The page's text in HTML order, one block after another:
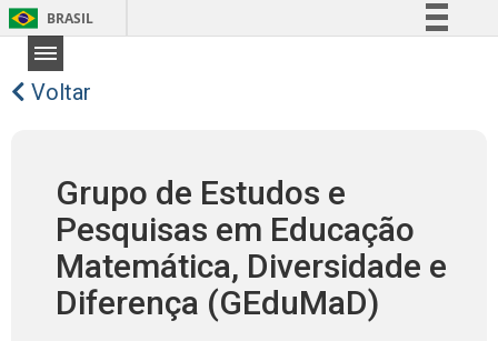
BRASIL
Legislação
Canais
Voltar
Grupo de Estudos e
Pesquisas em Educação
Matemática, Diversidade e
Diferença (GEduMaD)